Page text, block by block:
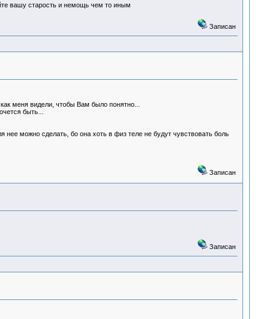
вашу старость и немощь чем то иным
Записан
меня видели, чтобы Вам было понятно...
быть...
можно сделать, бо она хоть в физ теле не будут чувствовать боль
Записан
Записан